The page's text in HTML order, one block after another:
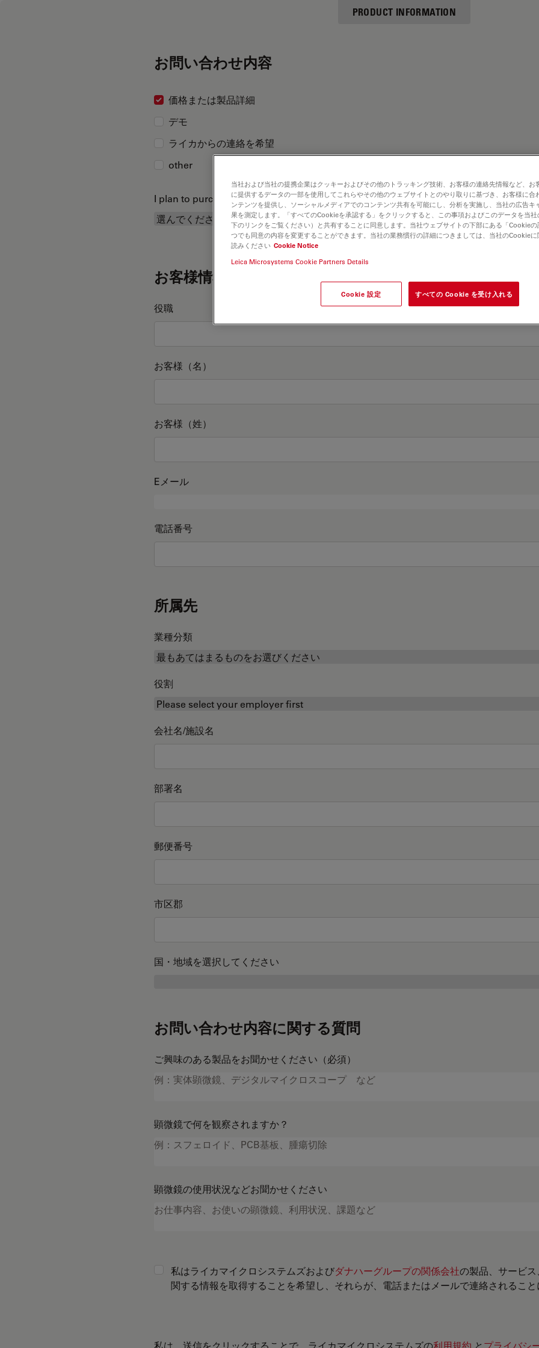
PRODUCT INFORMATION
お問い合わせ内容
価格または製品詳細
デモ
ライカからの連絡を希望
other
I plan to purchase...
お客様情報
役職
お客様（名）
お客様（姓）
Eメール
電話番号
所属先
業種分類
役割
会社名/施設名
部署名
郵便番号
市区郡
国・地域を選択してください
お問い合わせ内容に関する質問
ご興味のある製品をお聞かせください（必須）
顕微鏡で何を観察されますか？
顕微鏡の使用状況などお聞かせください
私はライカマイクロシステムズおよびダナハーグループの関係会社の製品、サービ
関する情報を取得することを希望し、それらが、電話またはメールで連絡されること
私は、送信をクリックすることで、ライカマイクロシステムズの利用規約 と プライバシ
当社および当社の提携企業はクッキーおよびその他のトラッキング技術、お客様の連絡先情報など、お
に提供するデータの一部を使用してこれらやその他のウェブサイトとのやり取りに基づき、お客様に合
ンテンツを提供し、ソーシャルメディアでのコンテンツ共有を可能にし、分析を実施し、当社の広告キ
果を測定します。「すべてのCookieを承認する」をクリックすると、この事項およびこのデータを当社
下のリンクをご覧ください）と共有することに同意します。当社ウェブサイトの下部にある「Cookie
つでも同意の内容を変更することができます。当社の業務慣行の詳細につきましては、当社のCookieに
読みください Cookie Notice
Leica Microsystems Cookie Partners Details
Cookie 設定 すべての Cookie を受け入れる